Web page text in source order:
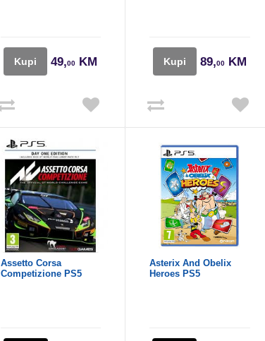
Kupi 49,00 KM Kupi 89,00KM
Assetto Corsa
Competizione PS5
Asterix And Obelix
Heroes PS5